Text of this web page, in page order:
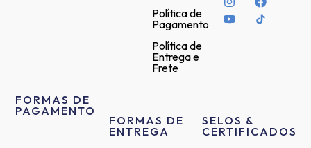
Política de
Pagamento
Política de
Entrega e
Frete
FORMAS DE
PAGAMENTO
FORMAS DE
ENTREGA
SELOS &
CERTIFICADOS